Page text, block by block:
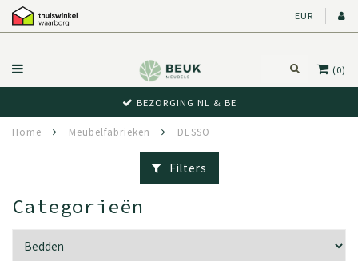
EUR
(0)
BEZORGING NL & BE
Home Meubelfabrieken DESSO
Filters
Categorieën